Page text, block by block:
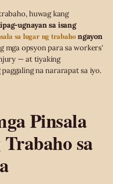
huwag kang
ugnayan sa isang
sa lugar ng trabaho ngayon
mga opsyon para sa workers'
— at tiyaking
na nararapat sa iyo.
Pinsala
sa